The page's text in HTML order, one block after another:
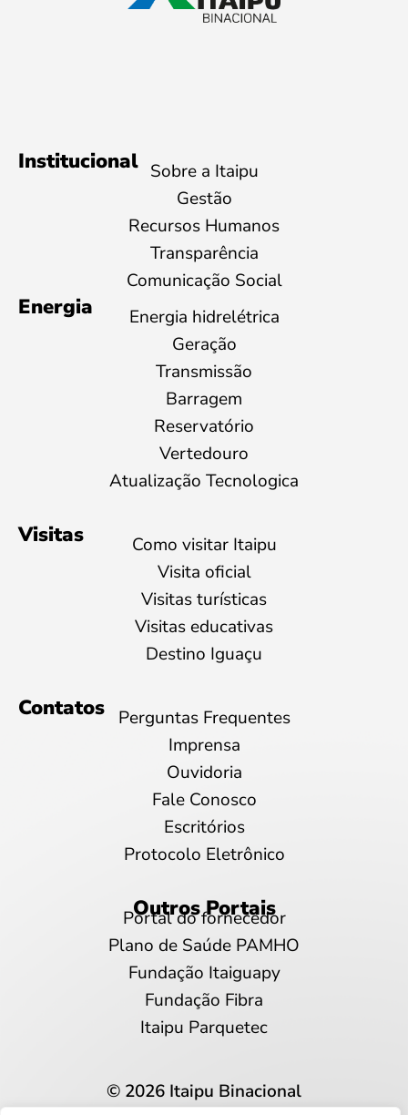
Institucional Sobre a Itaipu
Gestão
Recursos Humanos
Transparência
Comunicação Social
Energia
Energia hidrelétrica
Geração
Transmissão
Barragem
Reservatório
Vertedouro
Atualização Tecnologica
Visitas
Como visitar Itaipu
Visita oficial
Visitas turísticas
Visitas educativas
Destino Iguaçu
Contatos
Perguntas Frequentes
Imprensa
Ouvidoria
Fale Conosco
Escritórios
Protocolo Eletrônico
Outros Portais
Portal do fornecedor
Plano de Saúde PAMHO
Fundação Itaiguapy
Fundação Fibra
Itaipu Parquetec
© 2026 Itaipu Binacional